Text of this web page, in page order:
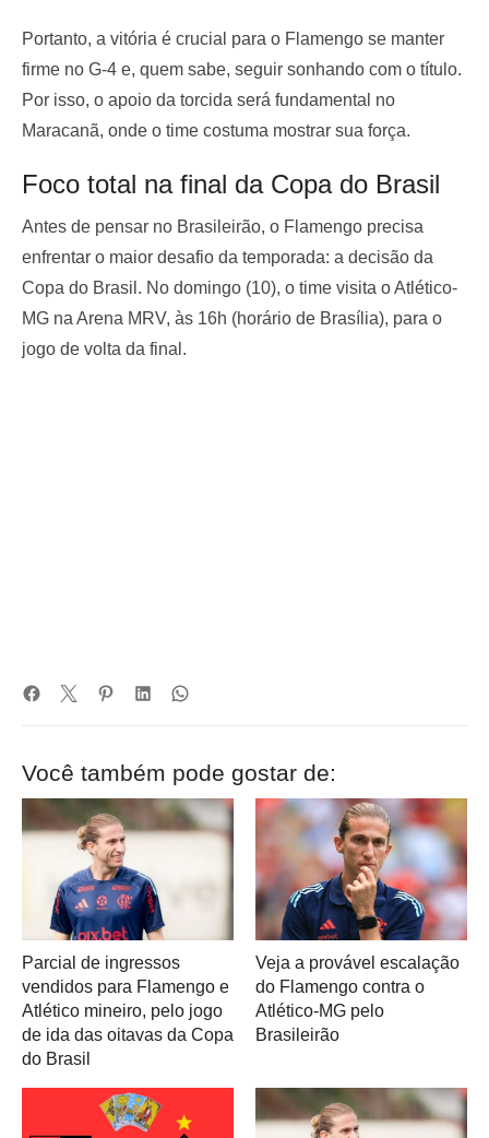
Portanto, a vitória é crucial para o Flamengo se manter
firme no G-4 e, quem sabe, seguir sonhando com o título.
Por isso, o apoio da torcida será fundamental no
Maracanã, onde o time costuma mostrar sua força.
Foco total na final da Copa do Brasil
Antes de pensar no Brasileirão, o Flamengo precisa
enfrentar o maior desafio da temporada: a decisão da
Copa do Brasil. No domingo (10), o time visita o Atlético-
MG na Arena MRV, às 16h (horário de Brasília), para o
jogo de volta da final.
Você também pode gostar de:
Parcial de ingressos
vendidos para Flamengo e
Atlético mineiro, pelo jogo
de ida das oitavas da Copa
do Brasil
Veja a provável escalação
do Flamengo contra o
Atlético-MG pelo
Brasileirão